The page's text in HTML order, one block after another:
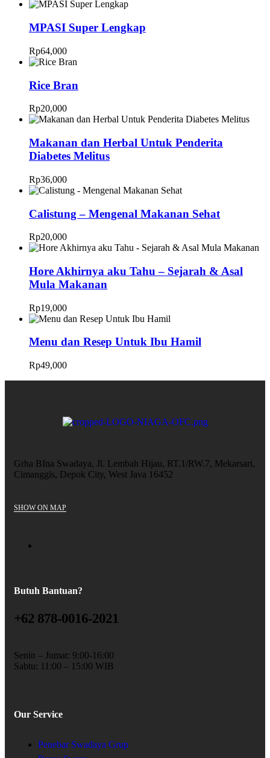
MPASI Super Lengkap
Rp64,000
Rice Bran
Rp20,000
Makanan dan Herbal Untuk Penderita
Diabetes Melitus
Rp36,000
Calistung – Mengenal Makanan Sehat
Rp20,000
Hore Akhirnya aku Tahu – Sejarah & Asal
Mula Makanan
Rp19,000
Menu dan Resep Untuk Ibu Hamil
Rp49,000
Grha BIna Swadaya, Jl. Lembah Hijau, RT.1/RW.7, Mekarsari,
Cimanggis, Depok City, West Java 16452
SHOW ON MAP
Butuh Bantuan?
+62 878-0016-2021
Senin – Jumat: 9:00-16:00
Sabtu: 11:00 – 15:00 WIB
Our Service
Penebar Swadaya Grup